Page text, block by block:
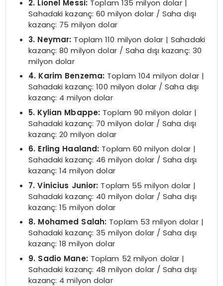
2. Lionel Messi: Toplam 135 milyon dolar |
Sahadaki kazanç: 60 milyon dolar / Saha dışı
kazanç: 75 milyon dolar
3. Neymar: Toplam 110 milyon dolar | Sahadaki
kazanç: 80 milyon dolar / Saha dışı kazanç: 30
milyon dolar
4. Karim Benzema: Toplam 104 milyon dolar |
Sahadaki kazanç: 100 milyon dolar / Saha dışı
kazanç: 4 milyon dolar
5. Kylian Mbappe: Toplam 90 milyon dolar |
Sahadaki kazanç: 70 milyon dolar / Saha dışı
kazanç: 20 milyon dolar
6. Erling Haaland: Toplam 60 milyon dolar |
Sahadaki kazanç: 46 milyon dolar / Saha dışı
kazanç: 14 milyon dolar
7. Vinicius Junior: Toplam 55 milyon dolar |
Sahadaki kazanç: 40 milyon dolar / Saha dışı
kazanç: 15 milyon dolar
8. Mohamed Salah: Toplam 53 milyon dolar |
Sahadaki kazanç: 35 milyon dolar / Saha dışı
kazanç: 18 milyon dolar
9. Sadio Mane: Toplam 52 milyon dolar |
Sahadaki kazanç: 48 milyon dolar / Saha dışı
kazanç: 4 milyon dolar